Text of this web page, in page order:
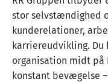
stor selvstændighed
kunderelationer,
karriereudvikling.
organisation midt på
konstant bevægelse